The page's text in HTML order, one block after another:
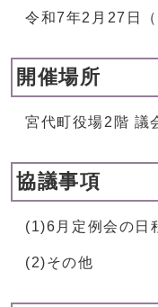
令和7年2月27日
開催場所
宮代町役場2階 議
協議事項
(1)6月定例会の日
(2)その他